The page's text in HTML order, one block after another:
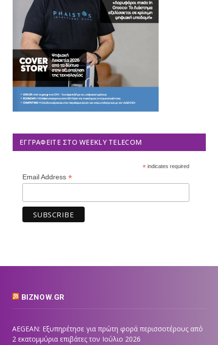
ΕΓΓΡΑΦΕΊΤΕ ΣΤΟ WEEKLY TELECOM
*indicates required
Email Address *
BIZNOW.GR
AEGEAN: Εξυπηρέτησε για πρώτη φορά περισσοτέρους από
2 εκατομμύρια επιβάτες τον Ιούλιο 2026